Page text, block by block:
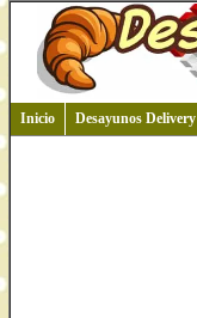
Inicio Desayunos Delivery